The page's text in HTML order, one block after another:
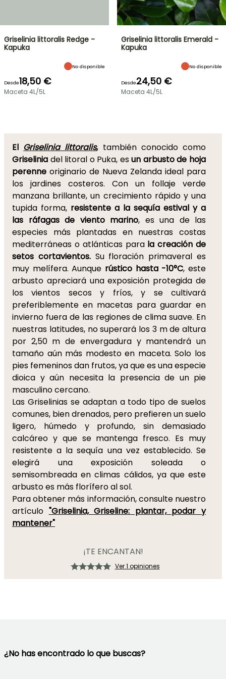
Griselinia littoralis Redge -
Kapuka
No disponible
Desde18,50 €
Maceta 4L/5L
Griselinia littoralis Emerald -
Kapuka
No disponible
Desde24,50 €
Maceta 4L/5L
El Griselinia littoralis,también conocido como
Griselinia del litoral o Puka, esun arbusto de hoja
perenne originario de Nueva Zelanda ideal para
los jardines costeros. Con un follaje verde
manzana brillante, un crecimiento rápido y una
tupida forma, resistente a la sequía estival y a
las ráfagas de viento marino, es una de las
especies más plantadas en nuestras costas
mediterráneas o atlánticas para la creación de
setos cortavientos.Su floración primaveral es
muy melífera. Aunque rústico hasta -10°C, este
arbusto apreciará una exposición protegida de
los vientos secos y fríos, y se cultivará
preferiblemente en macetas para guardar en
invierno fuera de las regiones de clima suave. En
nuestras latitudes, no superará los 3 m de altura
por 2,50 m de envergadura y mantendrá un
tamaño aún más modesto en maceta. Solo los
pies femeninos dan frutos, ya que es una especie
dioica y aún necesita la presencia de un pie
masculino cercano.
Las Griselinias se adaptan a todo tipo de suelos
comunes, bien drenados, pero prefieren un suelo
ligero, húmedo y profundo, sin demasiado
calcáreo y que se mantenga fresco. Es muy
resistente a la sequía una vez establecido. Se
elegirá una exposición soleada o
semisombreada en climas cálidos, ya que este
arbusto es más florífero al sol.
Para obtener más información, consulte nuestro
artículo "Griselinia, Griseline: plantar, podar y
mantener"
¡TE ENCANTAN!
Ver 1 opiniones
¿No has encontrado lo que buscas?